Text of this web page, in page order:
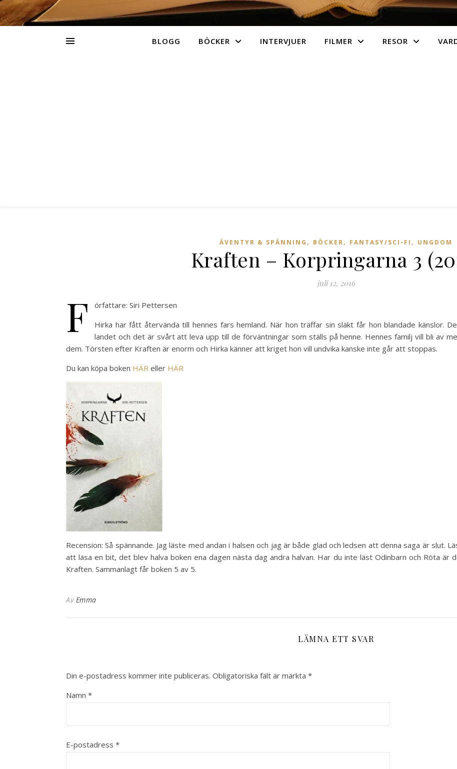
BLOGG BÖCKER INTERVJUER FILMER RESOR
ÄVENTYR & SPÄNNING , BÖCKER, FANTASY/SCI-FI , UNGDOM
Kraften – Korpringarna 3
juli 12, 2016
F
örfattare: Siri Pettersen
Hirka har fått återvända till hennes fars hemland. När hon träffar sin släkt får hon blandade känslor.
landet och det är svårt att leva upp till de förväntningar som ställs på henne. Hennes familj vill bli av
dem. Törsten efter Kraften är enorm och Hirka känner att kriget hon vill undvika kanske inte går att stoppas.
Du kan köpa boken HÄR eller HÄR
Recension: Så spännande. Jag läste med andan i halsen och jag är både glad och ledsen att denna saga är slut.
att läsa en bit, det blev halva boken ena dagen nästa dag andra halvan. Har du inte läst Odinbarn och Röta är
Kraften. Sammanlagt får boken 5 av 5.
Av Emma
LÄMNA ETT SVAR
Din e-postadress kommer inte publiceras. Obligatoriska fält är märkta *
Namn *
E-postadress *